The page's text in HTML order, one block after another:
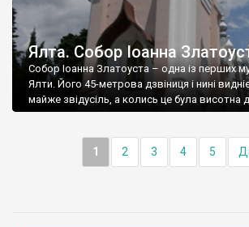
Ялта. Собор Іоанна
Собор Іоанна Златоуста – одна із перших
Ялти. Його 45-метрова дзвіниця і нині
майже звідусіль, а колись це була висотна
1 2 3 4 5